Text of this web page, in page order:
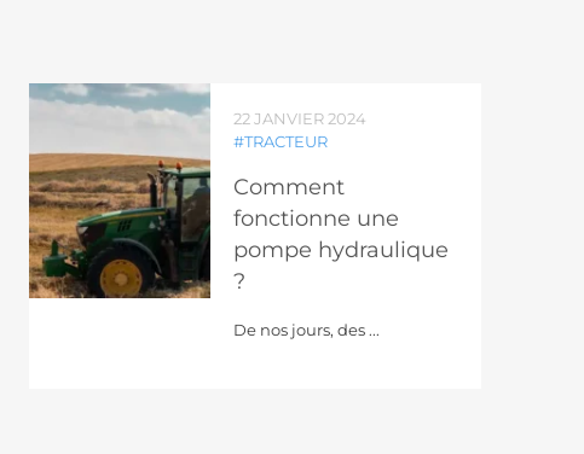
22 JANVIER 2024
#TRACTEUR
Comment
fonctionne une
pompe hydraulique
?
De nos jours, des ...